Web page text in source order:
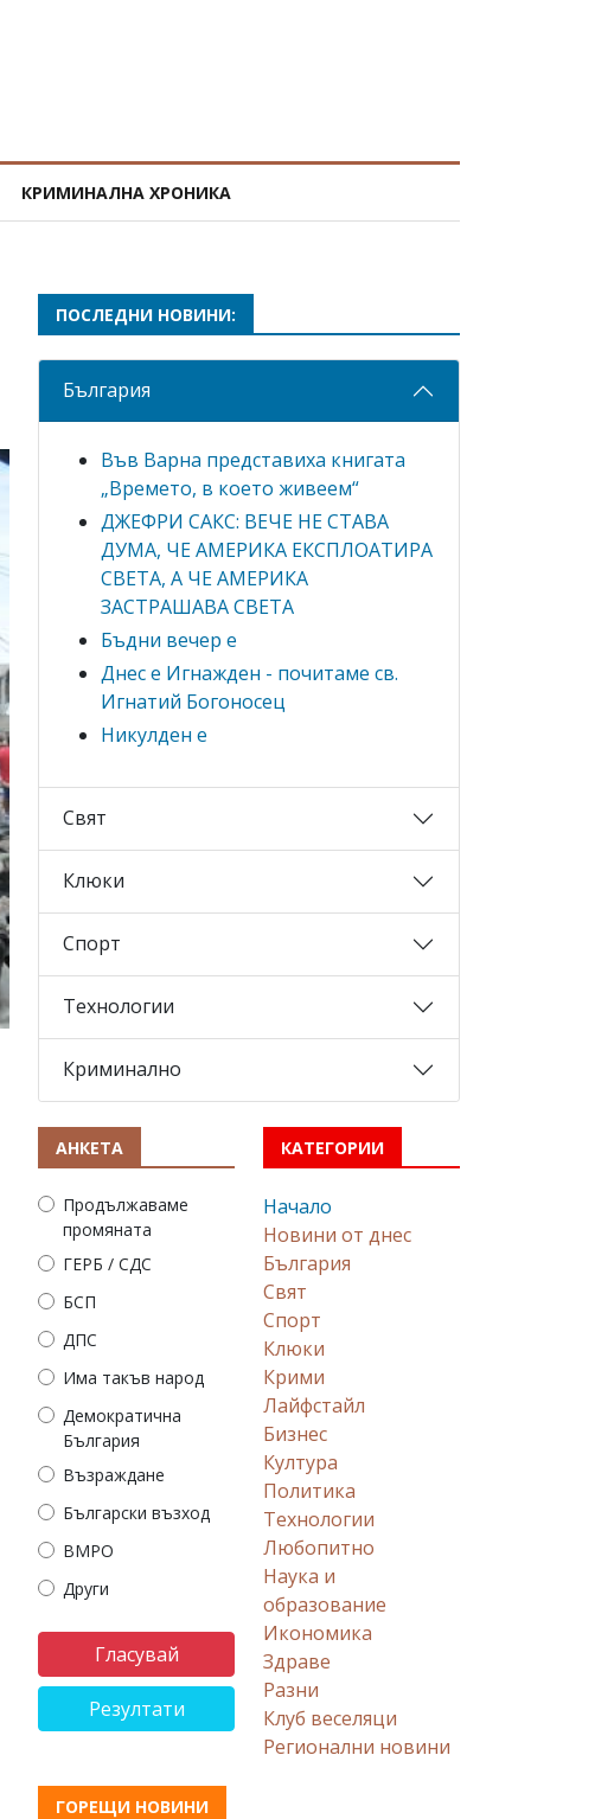
КРИМИНАЛНА ХРОНИКА
ПОСЛЕДНИ НОВИНИ:
България
Във Варна представиха книгата
„Времето, в което живеем“
ДЖЕФРИ САКС: ВЕЧЕ НЕ СТАВА
ДУМА, ЧЕ АМЕРИКА ЕКСПЛОАТИРА
СВЕТА, А ЧЕ АМЕРИКА
ЗАСТРАШАВА СВЕТА
Бъдни вечер е
Днес е Игнажден - почитаме св.
Игнатий Богоносец
Никулден е
Свят
Клюки
Спорт
Технологии
Криминално
АНКЕТА
Продължаваме
промяната
ГЕРБ / СДС
БСП
ДПС
Има такъв народ
Демократична
България
Възраждане
Български възход
ВМРО
Други
Резултати
КАТЕГОРИИ
Начало
Новини от днес
България
Свят
Спорт
Клюки
Крими
Лайфстайл
Бизнес
Култура
Политика
Технологии
Любопитно
Наука и
образование
Икономика
Здраве
Разни
Клуб веселяци
Регионални новини
ГОРЕЩИ НОВИНИ